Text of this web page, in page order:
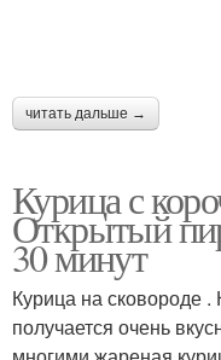
Курица с
читать дальше →
Курица с
Открытый
30 минут
Курица на сковороде .
получается очень